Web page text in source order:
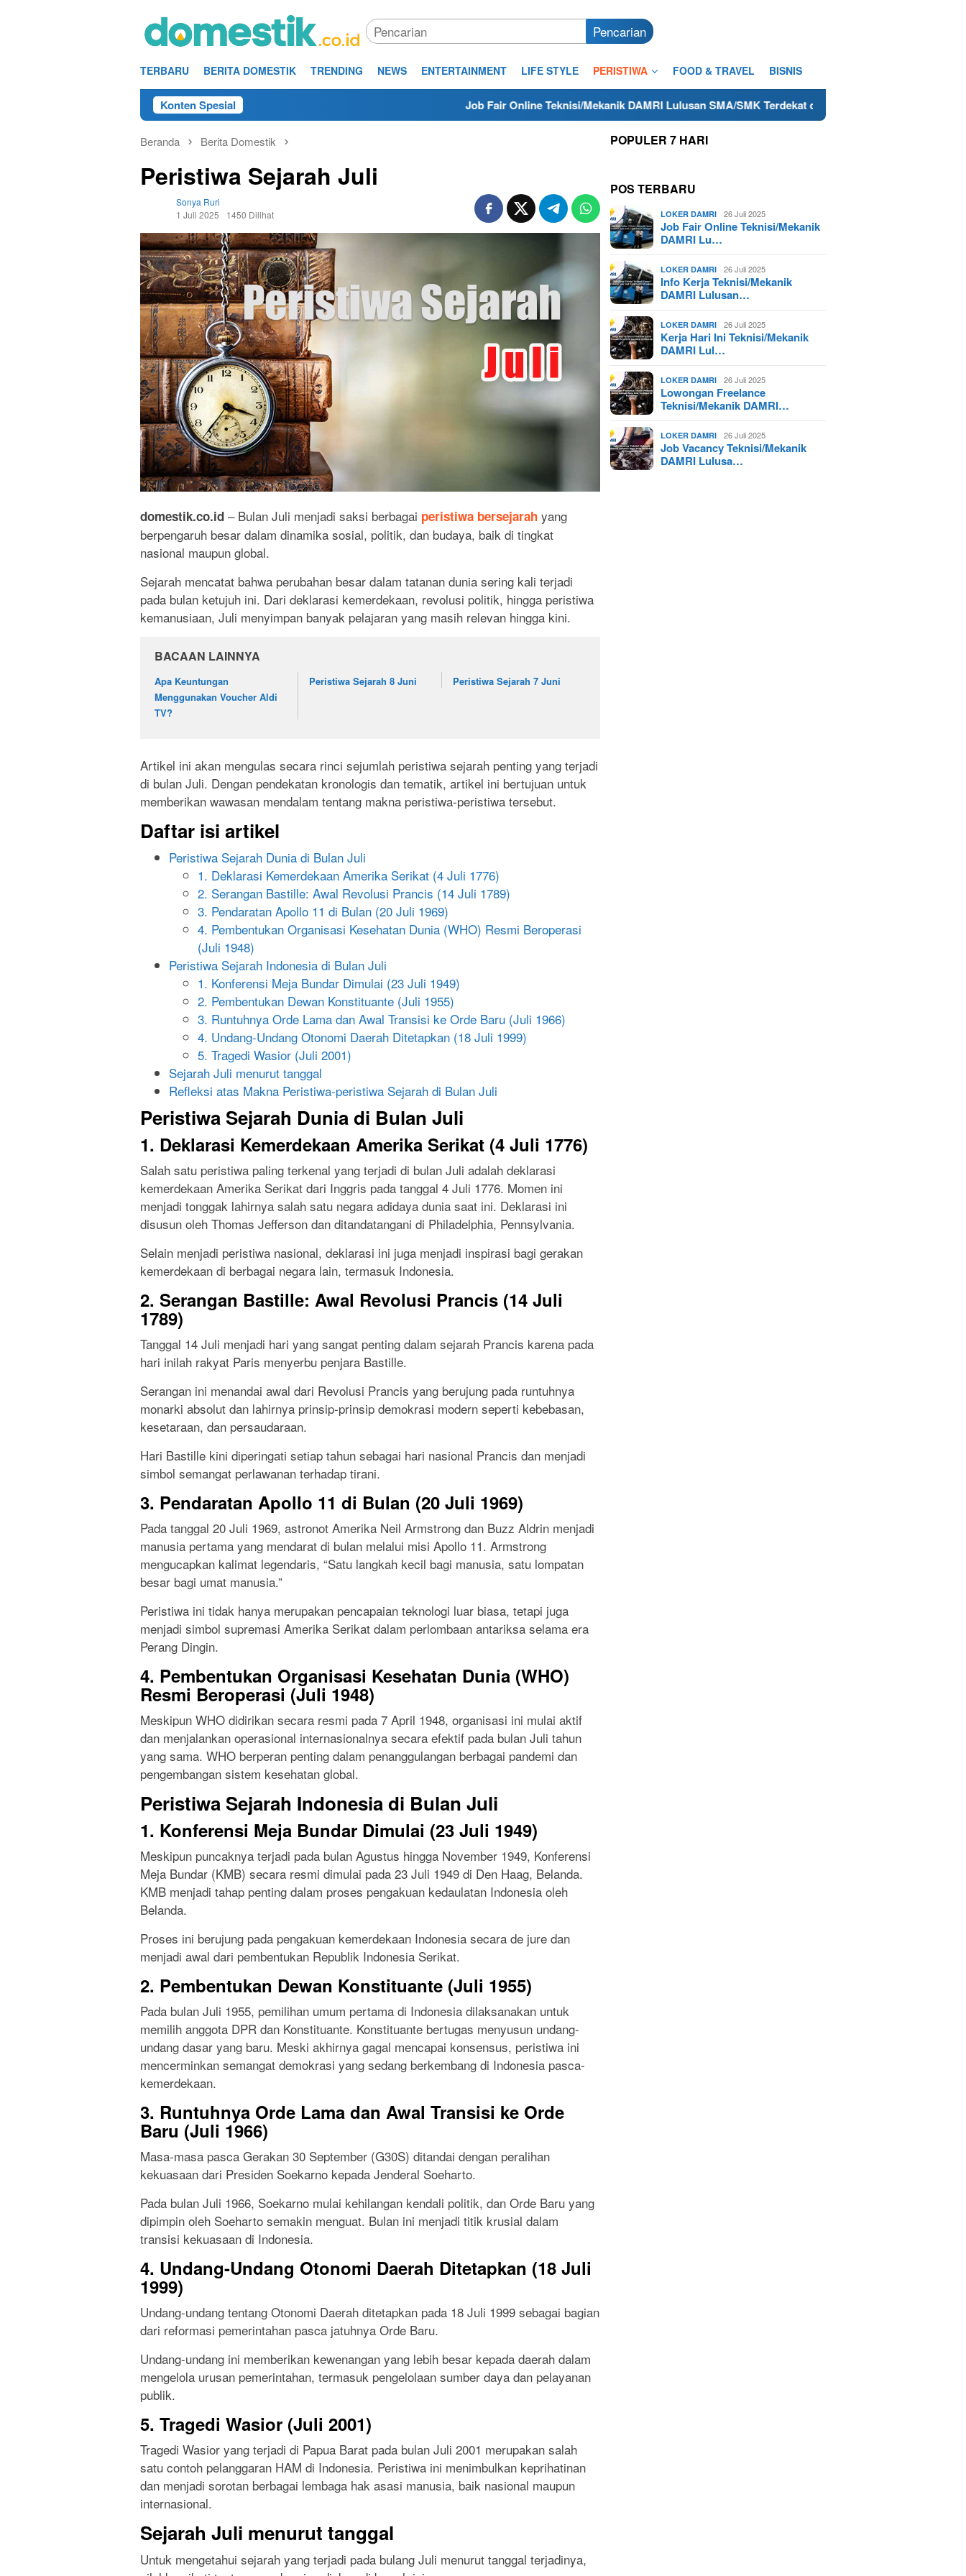
Pencarian
TERBARU BERITA DOMESTIK TRENDING NEWS ENTERTAINMENT LIFE STYLE PERISTIWA FOOD & TRAVEL BISNIS
Konten Spesial Job Fair Online Teknisi/Mekanik DAMRI Lulusan SMA/SMK Terdekat di Wonogiri Tahun 2025
Beranda Berita Domestik
Peristiwa Sejarah Juli
Sonya Ruri
1 Juli 2025
1450 Dilihat
domestik.co.id – Bulan Juli menjadi saksi berbagai peristiwa bersejarah yang
berpengaruh besar dalam dinamika sosial, politik, dan budaya, baik di tingkat
nasional maupun global.
Sejarah mencatat bahwa perubahan besar dalam tatanan dunia sering kali terjadi
pada bulan ketujuh ini. Dari deklarasi kemerdekaan, revolusi politik, hingga peristiwa
kemanusiaan, Juli menyimpan banyak pelajaran yang masih relevan hingga kini.
BACAAN LAINNYA
Apa Keuntungan
Menggunakan Voucher Aldi
TV?
Peristiwa Sejarah 8 Juni Peristiwa Sejarah 7 Juni
Artikel ini akan mengulas secara rinci sejumlah peristiwa sejarah penting yang terjadi
di bulan Juli. Dengan pendekatan kronologis dan tematik, artikel ini bertujuan untuk
memberikan wawasan mendalam tentang makna peristiwa-peristiwa tersebut.
Daftar isi artikel
Peristiwa Sejarah Dunia di Bulan Juli
1. Deklarasi Kemerdekaan Amerika Serikat (4 Juli 1776)
2. Serangan Bastille: Awal Revolusi Prancis (14 Juli 1789)
3. Pendaratan Apollo 11 di Bulan (20 Juli 1969)
4. Pembentukan Organisasi Kesehatan Dunia (WHO) Resmi Beroperasi
(Juli 1948)
Peristiwa Sejarah Indonesia di Bulan Juli
1. Konferensi Meja Bundar Dimulai (23 Juli 1949)
2. Pembentukan Dewan Konstituante (Juli 1955)
3. Runtuhnya Orde Lama dan Awal Transisi ke Orde Baru (Juli 1966)
4. Undang-Undang Otonomi Daerah Ditetapkan (18 Juli 1999)
5. Tragedi Wasior (Juli 2001)
Sejarah Juli menurut tanggal
Refleksi atas Makna Peristiwa-peristiwa Sejarah di Bulan Juli
Peristiwa Sejarah Dunia di Bulan Juli
1. Deklarasi Kemerdekaan Amerika Serikat (4 Juli 1776)
Salah satu peristiwa paling terkenal yang terjadi di bulan Juli adalah deklarasi
kemerdekaan Amerika Serikat dari Inggris pada tanggal 4 Juli 1776. Momen ini
menjadi tonggak lahirnya salah satu negara adidaya dunia saat ini. Deklarasi ini
disusun oleh Thomas Jefferson dan ditandatangani di Philadelphia, Pennsylvania.
Selain menjadi peristiwa nasional, deklarasi ini juga menjadi inspirasi bagi gerakan
kemerdekaan di berbagai negara lain, termasuk Indonesia.
2. Serangan Bastille: Awal Revolusi Prancis (14 Juli
1789)
Tanggal 14 Juli menjadi hari yang sangat penting dalam sejarah Prancis karena pada
hari inilah rakyat Paris menyerbu penjara Bastille.
Serangan ini menandai awal dari Revolusi Prancis yang berujung pada runtuhnya
monarki absolut dan lahirnya prinsip-prinsip demokrasi modern seperti kebebasan,
kesetaraan, dan persaudaraan.
Hari Bastille kini diperingati setiap tahun sebagai hari nasional Prancis dan menjadi
simbol semangat perlawanan terhadap tirani.
3. Pendaratan Apollo 11 di Bulan (20 Juli 1969)
Pada tanggal 20 Juli 1969, astronot Amerika Neil Armstrong dan Buzz Aldrin menjadi
manusia pertama yang mendarat di bulan melalui misi Apollo 11. Armstrong
mengucapkan kalimat legendaris, “Satu langkah kecil bagi manusia, satu lompatan
besar bagi umat manusia.”
Peristiwa ini tidak hanya merupakan pencapaian teknologi luar biasa, tetapi juga
menjadi simbol supremasi Amerika Serikat dalam perlombaan antariksa selama era
Perang Dingin.
4. Pembentukan Organisasi Kesehatan Dunia (WHO)
Resmi Beroperasi (Juli 1948)
Meskipun WHO didirikan secara resmi pada 7 April 1948, organisasi ini mulai aktif
dan menjalankan operasional internasionalnya secara efektif pada bulan Juli tahun
yang sama. WHO berperan penting dalam penanggulangan berbagai pandemi dan
pengembangan sistem kesehatan global.
Peristiwa Sejarah Indonesia di Bulan Juli
1. Konferensi Meja Bundar Dimulai (23 Juli 1949)
Meskipun puncaknya terjadi pada bulan Agustus hingga November 1949, Konferensi
Meja Bundar (KMB) secara resmi dimulai pada 23 Juli 1949 di Den Haag, Belanda.
KMB menjadi tahap penting dalam proses pengakuan kedaulatan Indonesia oleh
Belanda.
Proses ini berujung pada pengakuan kemerdekaan Indonesia secara de jure dan
menjadi awal dari pembentukan Republik Indonesia Serikat.
2. Pembentukan Dewan Konstituante (Juli 1955)
Pada bulan Juli 1955, pemilihan umum pertama di Indonesia dilaksanakan untuk
memilih anggota DPR dan Konstituante. Konstituante bertugas menyusun undang-
undang dasar yang baru. Meski akhirnya gagal mencapai konsensus, peristiwa ini
mencerminkan semangat demokrasi yang sedang berkembang di Indonesia pasca-
kemerdekaan.
3. Runtuhnya Orde Lama dan Awal Transisi ke Orde
Baru (Juli 1966)
Masa-masa pasca Gerakan 30 September (G30S) ditandai dengan peralihan
kekuasaan dari Presiden Soekarno kepada Jenderal Soeharto.
Pada bulan Juli 1966, Soekarno mulai kehilangan kendali politik, dan Orde Baru yang
dipimpin oleh Soeharto semakin menguat. Bulan ini menjadi titik krusial dalam
transisi kekuasaan di Indonesia.
4. Undang-Undang Otonomi Daerah Ditetapkan (18 Juli
1999)
Undang-undang tentang Otonomi Daerah ditetapkan pada 18 Juli 1999 sebagai bagian
dari reformasi pemerintahan pasca jatuhnya Orde Baru.
Undang-undang ini memberikan kewenangan yang lebih besar kepada daerah dalam
mengelola urusan pemerintahan, termasuk pengelolaan sumber daya dan pelayanan
publik.
5. Tragedi Wasior (Juli 2001)
Tragedi Wasior yang terjadi di Papua Barat pada bulan Juli 2001 merupakan salah
satu contoh pelanggaran HAM di Indonesia. Peristiwa ini menimbulkan keprihatinan
dan menjadi sorotan berbagai lembaga hak asasi manusia, baik nasional maupun
internasional.
Sejarah Juli menurut tanggal
Untuk mengetahui sejarah yang terjadi pada bulang Juli menurut tanggal terjadinya,
POPULER 7 HARI
POS TERBARU
LOKER DAMRI 26 Juli 2025
Job Fair Online Teknisi/Mekanik
DAMRI Lu…
LOKER DAMRI 26 Juli 2025
Info Kerja Teknisi/Mekanik
DAMRI Lulusan…
LOKER DAMRI 26 Juli 2025
Kerja Hari Ini Teknisi/Mekanik
DAMRI Lul…
LOKER DAMRI 26 Juli 2025
Lowongan Freelance
Teknisi/Mekanik DAMRI…
LOKER DAMRI 26 Juli 2025
Job Vacancy Teknisi/Mekanik
DAMRI Lulusa…